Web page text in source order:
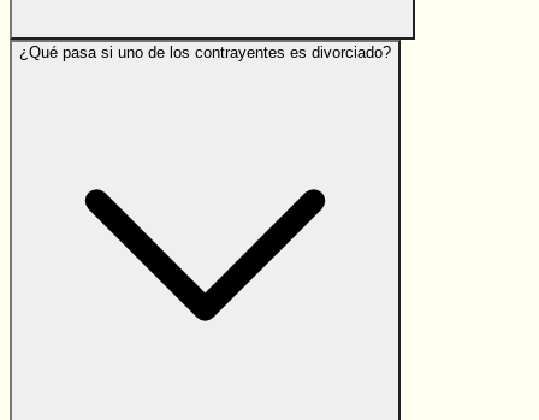
¿Qué pasa si uno de los contrayentes es divorciado?